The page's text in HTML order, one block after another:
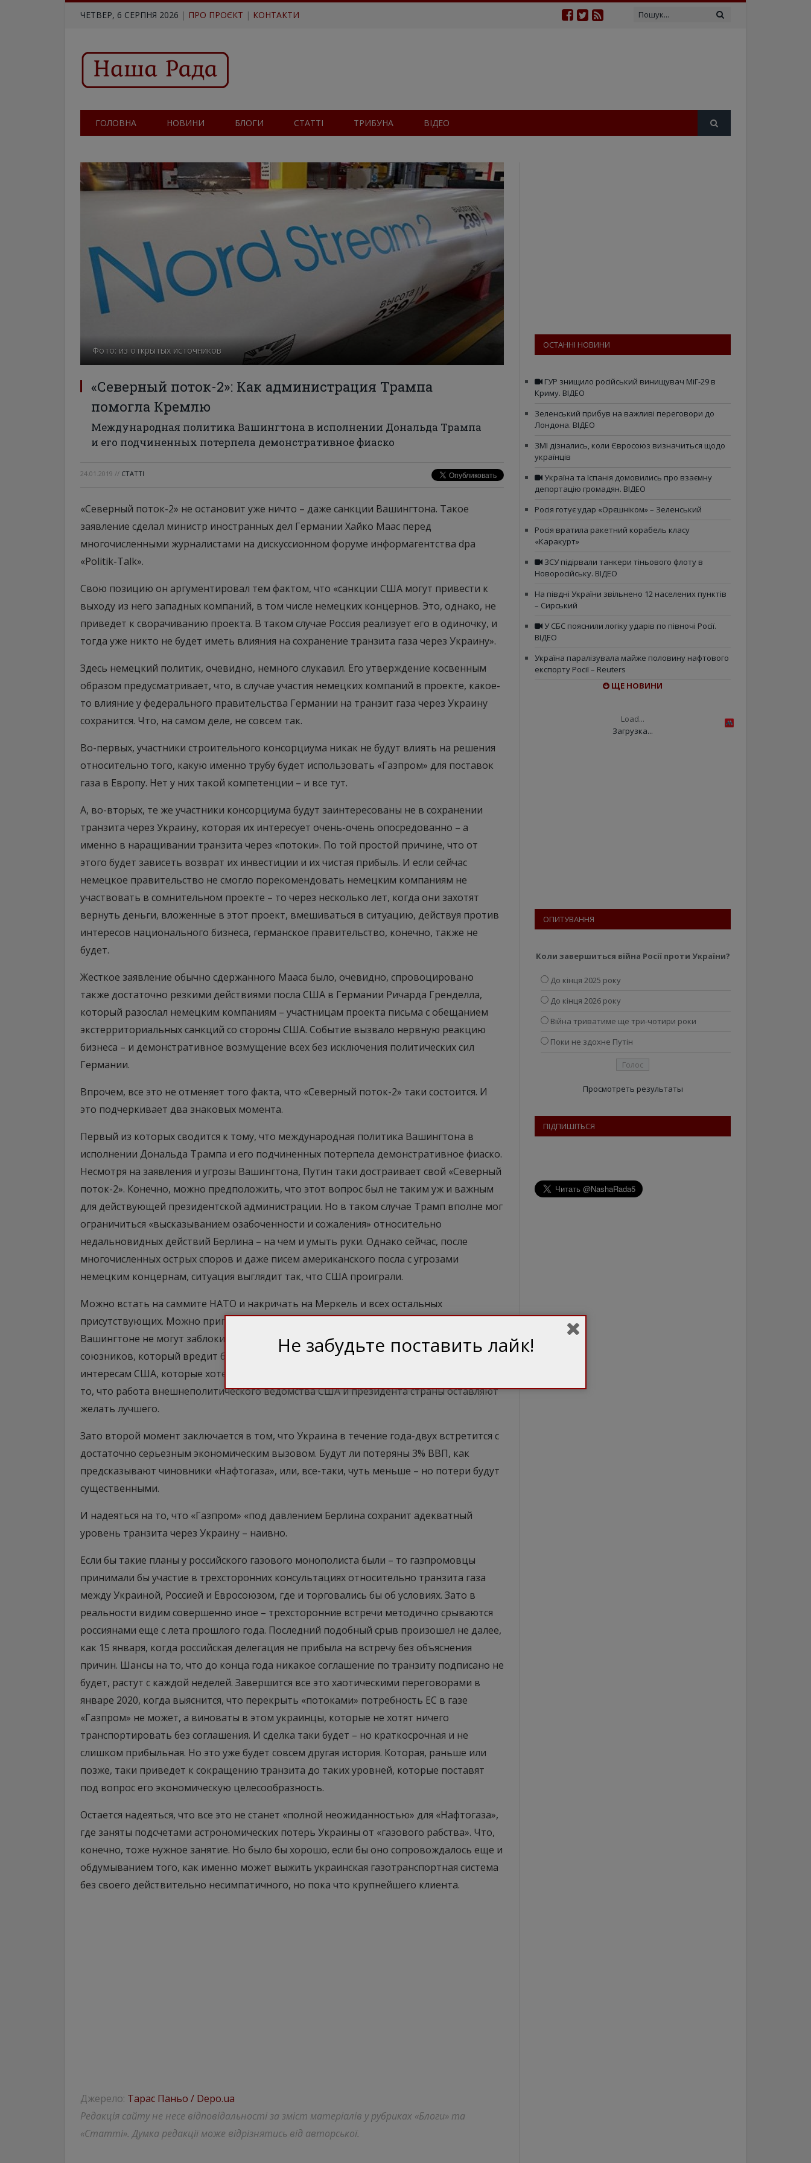
ЧЕТВЕР, 6 СЕРПНЯ 2026 | ПРО ПРОЄКТ | КОНТАКТИ
ГОЛОВНА НОВИНИ БЛОГИ СТАТТІ ТРИБУНА ВІДЕО
Фото: из открытых источников
«Северный поток-2»: Как администрация Трампа
помогла Кремлю
Международная политика Вашингтона в исполнении Дональда Трампа
и его подчиненных потерпела демонстративное фиаско
24.01.2019 // СТАТТІ
«Северный поток-2» не остановит уже ничто – даже санкции Вашингтона. Такое
заявление сделал министр иностранных дел Германии Хайко Маас перед
многочисленными журналистами на дискуссионном форуме информагентства dpa
«Politik-Talk».
Свою позицию он аргументировал тем фактом, что «санкции США могут привести к
выходу из него западных компаний, в том числе немецких концернов. Это, однако, не
приведет к сворачиванию проекта. В таком случае Россия реализует его в одиночку, и
тогда уже никто не будет иметь влияния на сохранение транзита газа через Украину».
Здесь немецкий политик, очевидно, немного слукавил. Его утверждение косвенным
образом предусматривает, что, в случае участия немецких компаний в проекте, какое-
то влияние у федерального правительства Германии на транзит газа через Украину
сохранится. Что, на самом деле, не совсем так.
Во-первых, участники строительного консорциума никак не будут влиять на решения
относительно того, какую именно трубу будет использовать «Газпром» для поставок
газа в Европу. Нет у них такой компетенции – и все тут.
А, во-вторых, те же участники консорциума будут заинтересованы не в сохранении
транзита через Украину, которая их интересует очень-очень опосредованно – а
именно в наращивании транзита через «потоки». По той простой причине, что от
этого будет зависеть возврат их инвестиции и их чистая прибыль. И если сейчас
немецкое правительство не смогло порекомендовать немецким компаниям не
участвовать в сомнительном проекте – то через несколько лет, когда они захотят
вернуть деньги, вложенные в этот проект, вмешиваться в ситуацию, действуя против
интересов национального бизнеса, германское правительство, конечно, также не
будет.
Жесткое заявление обычно сдержанного Мааса было, очевидно, спровоцировано
также достаточно резкими действиями посла США в Германии Ричарда Гренделла,
который разослал немецким компаниям – участницам проекта письма с обещанием
экстерриториальных санкций со стороны США. Событие вызвало нервную реакцию
бизнеса – и демонстративное возмущение всех без исключения политических сил
Германии.
Впрочем, все это не отменяет того факта, что «Северный поток-2» таки состоится. И
это подчеркивает два знаковых момента.
Первый из которых сводится к тому, что международная политика Вашингтона в
исполнении Дональда Трампа и его подчиненных потерпела демонстративное фиаско.
Несмотря на заявления и угрозы Вашингтона, Путин таки достраивает свой «Северный
поток-2». Конечно, можно предположить, что этот вопрос был не таким уж и важным
для действующей президентской администрации. Но в таком случае Трамп вполне мог
ограничиться «высказыванием озабоченности и сожаления» относительно
недальновидных действий Берлина – на чем и умыть руки. Однако сейчас, после
многочисленных острых споров и даже писем американского посла с угрозами
немецким концернам, ситуация выглядит так, что США проиграли.
Можно встать на саммите НАТО и накричать на Меркель и всех остальных
присутствующих. Можно пригрозить выводом войск США из Европы. Но если в
Вашингтоне не могут заблокировать рядовой, в общем, экономический проект
союзников, который вредит безопасности целого региона (ну и экономическим
интересам США, которые хотели торговать сжиженным газом, также) – то похоже на
то, что работа внешнеполитического ведомства США и президента страны оставляют
желать лучшего.
Зато второй момент заключается в том, что Украина в течение года-двух встретится с
достаточно серьезным экономическим вызовом. Будут ли потеряны 3% ВВП, как
предсказывают чиновники «Нафтогаза», или, все-таки, чуть меньше – но потери будут
существенными.
И надеяться на то, что «Газпром» «под давлением Берлина сохранит адекватный
уровень транзита через Украину – наивно.
Если бы такие планы у российского газового монополиста были – то газпромовцы
принимали бы участие в трехсторонних консультациях относительно транзита газа
между Украиной, Россией и Евросоюзом, где и торговались бы об условиях. Зато в
реальности видим совершенно иное – трехсторонние встречи методично срываются
россиянами еще с лета прошлого года. Последний подобный срыв произошел не далее,
как 15 января, когда российская делегация не прибыла на встречу без объяснения
причин. Шансы на то, что до конца года никакое соглашение по транзиту подписано не
будет, растут с каждой неделей. Завершится все это хаотическими переговорами в
январе 2020, когда выяснится, что перекрыть «потоками» потребность ЕС в газе
«Газпром» не может, а виноваты в этом украинцы, которые не хотят ничего
транспортировать без соглашения. И сделка таки будет – но краткосрочная и не
слишком прибыльная. Но это уже будет совсем другая история. Которая, раньше или
позже, таки приведет к сокращению транзита до таких уровней, которые поставят
под вопрос его экономическую целесообразность.
Остается надеяться, что все это не станет «полной неожиданностью» для «Нафтогаза»,
где заняты подсчетами астрономических потерь Украины от «газового рабства». Что,
конечно, тоже нужное занятие. Но было бы хорошо, если бы оно сопровождалось еще и
обдумыванием того, как именно может выжить украинская газотранспортная система
без своего действительно несимпатичного, но пока что крупнейшего клиента.
Джерело: Тарас Паньо / Depo.ua
Редакція сайту не несе відповідальності за зміст матеріалів у рубриках «Блоги» та
«Статті». Думка редакції може відрізнятись від авторської.
ОСТАННІ НОВИНИ
ГУР знищило російський винищувач МіГ-29 в
Криму. ВІДЕО
Зеленський прибув на важливі переговори до
Лондона. ВІДЕО
ЗМІ дізнались, коли Євросоюз визначиться щодо
українців
Україна та Іспанія домовились про взаємну
депортацію громадян. ВІДЕО
Росія готує удар «Орєшніком» – Зеленський
Росія вратила ракетний корабель класу
«Каракурт»
ЗСУ підірвали танкери тіньового флоту в
Новоросійську. ВІДЕО
На півдні України звільнено 12 населених пунктів
– Сирський
У СБС пояснили логіку ударів по півночі Росії.
ВІДЕО
Україна паралізувала майже половину нафтового
експорту Росії – Reuters
ЩЕ НОВИНИ
Load...
Загрузка...
ОПИТУВАННЯ
Коли завершиться війна Росії проти України?
До кінця 2025 року
До кінця 2026 року
Війна триватиме ще три-чотири роки
Поки не здохне Путін
Просмотреть результаты
ПІДПИШІТЬСЯ
Не забудьте поставить лайк!